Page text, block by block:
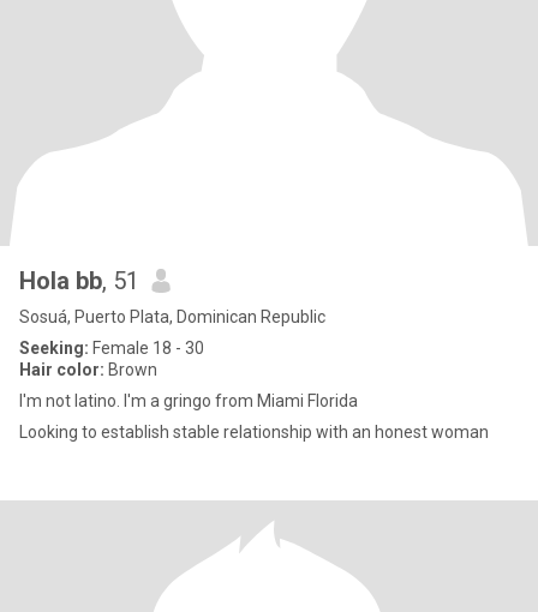
Hola bb, 51
Sosuá, Puerto Plata, Dominican Republic
Seeking: Female 18 - 30
Hair color: Brown
I'm not latino. I'm a gringo from Miami Florida
Looking to establish stable relationship with an honest woman